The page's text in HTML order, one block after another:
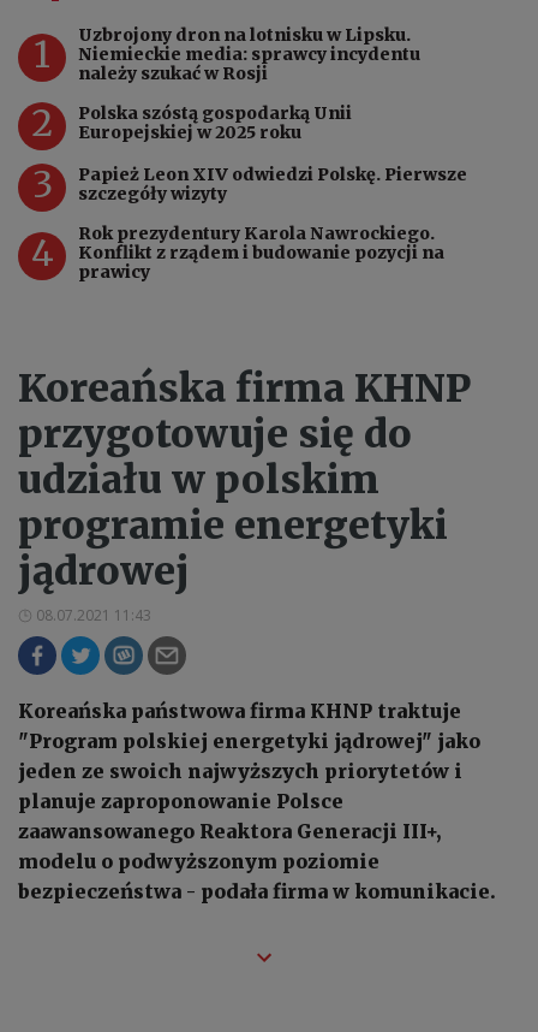
1
Uzbrojony dron na lotnisku w Lipsku.
Niemieckie media: sprawcy incydentu
należy szukać w Rosji
2
Polska szóstą gospodarką Unii
Europejskiej w 2025 roku
3
Papież Leon XIV odwiedzi Polskę. Pierwsze
szczegóły wizyty
4
Rok prezydentury Karola Nawrockiego.
Konflikt z rządem i budowanie pozycji na
prawicy
Koreańska firma KHNP
przygotowuje się do
udziału w polskim
programie energetyki
jądrowej
08.07.2021 11:43
Koreańska państwowa firma KHNP traktuje
"Program polskiej energetyki jądrowej" jako
jeden ze swoich najwyższych priorytetów i
planuje zaproponowanie Polsce
zaawansowanego Reaktora Generacji III+,
modelu o podwyższonym poziomie
bezpieczeństwa - podała firma w komunikacie.